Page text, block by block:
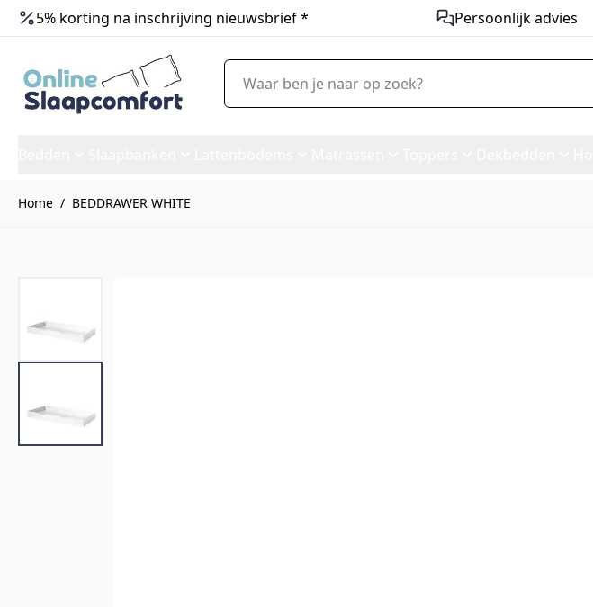
5% korting na inschrijving nieuwsbrief * Persoonlijk advies
Waar ben je naar op zoek?
Home / BEDDRAWER WHITE